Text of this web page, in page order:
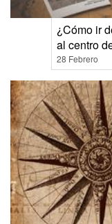
¿Cómo ir
al centro
28 Febrero